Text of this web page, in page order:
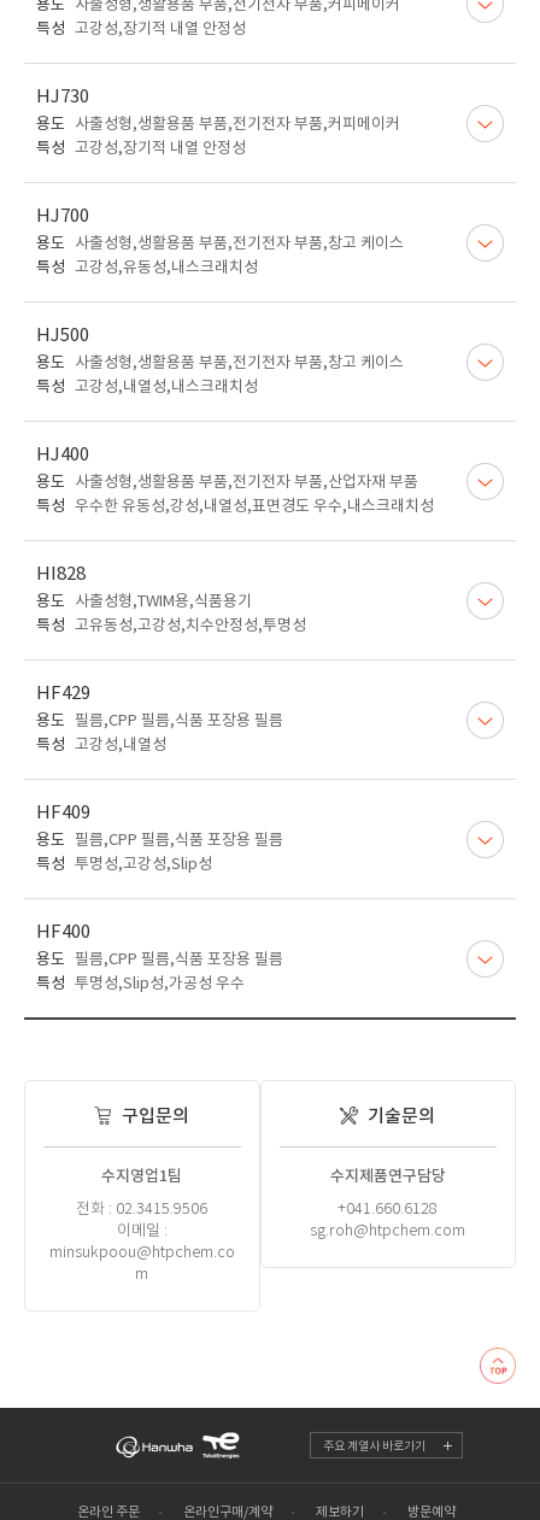
용도
사출성형,생활용품 부품,전기전자 부품,커피메이커
특성 고강성,장기적 내열 안정성
HJ730
용도
사출성형,생활용품 부품,전기전자 부품,커피메이커
특성 고강성,장기적 내열 안정성
HJ700
용도
사출성형,생활용품 부품,전기전자 부품,창고 케이스
특성 고강성,유동성,내스크래치성
HJ500
용도
사출성형,생활용품 부품,전기전자 부품,창고 케이스
특성 고강성,내열성,내스크래치성
HJ400
용도
사출성형,생활용품 부품,전기전자 부품,산업자재 부품
특성 우수한 유동성,강성,내열성,표면경도 우수,내스크래치성
HI828
용도
사출성형,TWIM용,식품용기
특성 고유동성,고강성,치수안정성,투명성
HF429
용도 필름,CPP 필름,식품 포장용 필름
특성 고강성,내열성
HF409
용도 필름,CPP 필름,식품 포장용 필름
특성 투명성,고강성,Slip성
HF400
용도 필름,CPP 필름,식품 포장용 필름
특성 투명성,Slip성,가공성 우수
구입문의
수지영업1팀
전화 : 02.3415.9506
이메일 :
minsukpoou@htpchem.co
m
기술문의
수지제품연구담당
+041.660.6128
sg.roh@htpchem.com
주요 계열사 바로가기
온라인 주문 온라인구매/계약 제보하기 방문예약